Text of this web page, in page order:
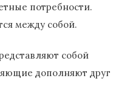
потребности.
между собой.
собой
дополняют друг